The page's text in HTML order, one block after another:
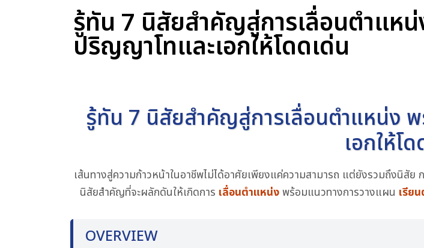
รู้ทัน 7 นิสัยสำคัญสู่การเลื่อนตำแห
ปริญญาโทและเอกให้โดดเด่น
รู้ทัน 7 นิสัยสำคัญสู่การเลื่อนตำแหน่ง
เอกให้โ
เส้นทางสู่ความก้าวหน้าในอาชีพไม่ได้อาศัยเพียงแค่ความสามารถ แต่ยังรวมถึงนิสั
นิสัยสำคัญที่จะผลักดันให้เกิดการ เลื่อนตำแหน่งพร้อมแนวทางการวางแผน เรีย
OVERVIEW